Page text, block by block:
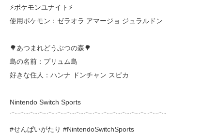
⚡ポケモンユナイト⚡
使用ポケモン：ゼラオラ アマージョ ジュラルドン
🌳あつまれどうぶつの森🌳
島の名前：プリュム島
好きな住人：ハンナ ドンチャン スピカ
Nintendo Switch Sports
⌒¨⌒¨⌒¨⌒¨⌒¨⌒¨⌒¨⌒¨⌒¨⌒¨⌒¨⌒¨⌒¨⌒¨⌒¨⌒¨⌒¨
#せんぱいがたり #NintendoSwitchSports